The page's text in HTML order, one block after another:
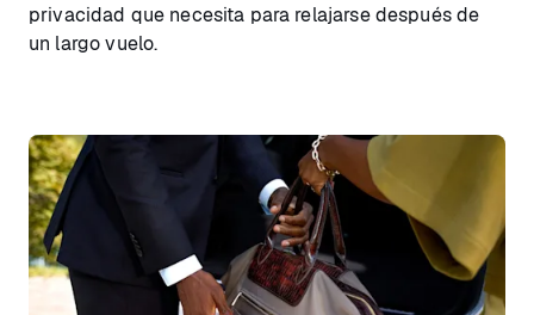
privacidad que necesita para relajarse después de
un largo vuelo.